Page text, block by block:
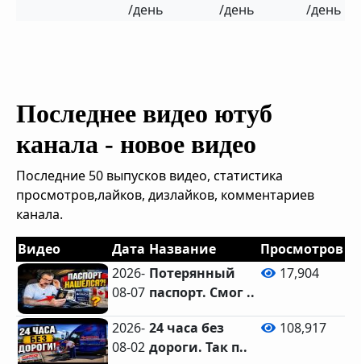
/день
/день
/день
Последнее видео ютуб
канала - новое видео
Последние 50 выпусков видео, статистика
просмотров,лайков, дизлайков, комментариев
канала.
Видео
Дата Название Просмотров
2026-
08-07
Потерянный
паспорт. Смог ..
17,904
2026-
08-02
24 часа без
дороги. Так п..
108,917